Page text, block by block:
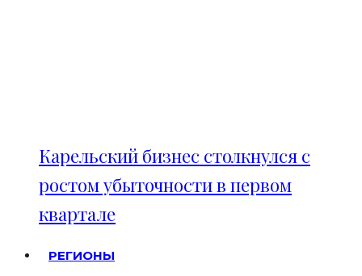
Карельский бизнес столкнулся с
ростом убыточности в первом
квартале
РЕГИОНЫ